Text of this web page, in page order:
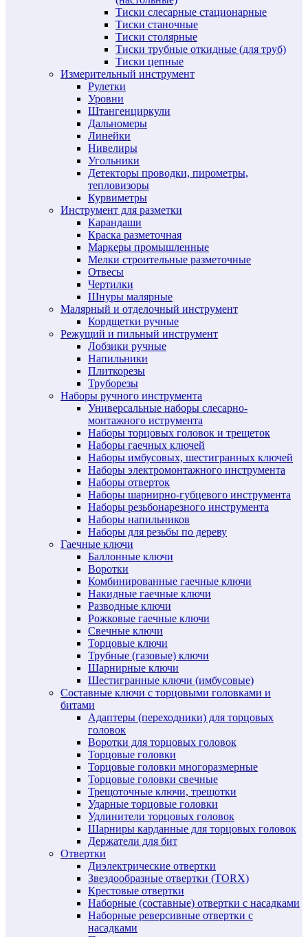
Тиски слесарные стационарные
Тиски станочные
Тиски столярные
Тиски трубные откидные (для труб)
Тиски цепные
Измерительный инструмент
Рулетки
Уровни
Штангенциркули
Дальномеры
Линейки
Нивелиры
Угольники
Детекторы проводки, пирометры,
тепловизоры
Курвиметры
Инструмент для разметки
Карандаши
Краска разметочная
Маркеры промышленные
Мелки строительные разметочные
Отвесы
Чертилки
Шнуры малярные
Малярный и отделочный инструмент
Кордщетки ручные
Режущий и пильный инструмент
Лобзики ручные
Напильники
Плиткорезы
Труборезы
Наборы ручного инструмента
Универсальные наборы слесарно-
монтажного иструмента
Наборы торцовых головок и трещеток
Наборы гаечных ключей
Наборы имбусовых, шестигранных ключей
Наборы электромонтажного инструмента
Наборы отверток
Наборы шарнирно-губцевого инструмента
Наборы резьбонарезного инструмента
Наборы напильников
Наборы для резьбы по дереву
Гаечные ключи
Баллонные ключи
Воротки
Комбинированные гаечные ключи
Накидные гаечные ключи
Разводные ключи
Рожковые гаечные ключи
Свечные ключи
Торцовые ключи
Трубные (газовые) ключи
Шарнирные ключи
Шестигранные ключи (имбусовые)
Составные ключи с торцовыми головками и
битами
Адаптеры (переходники) для торцовых
головок
Воротки для торцовых головок
Торцовые головки
Торцовые головки многоразмерные
Торцовые головки свечные
Трещоточные ключи, трещотки
Ударные торцовые головки
Удлинители торцовых головок
Шарниры карданные для торцовых головок
Держатели для бит
Отвертки
Диэлектрические отвертки
Звездообразные отвертки (TORX)
Крестовые отвертки
Наборные (составные) отвертки с насадками
Наборные реверсивные отвертки с
насадками